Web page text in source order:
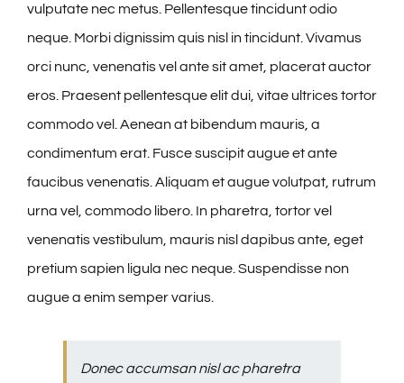
vulputate nec metus. Pellentesque tincidunt odio
neque. Morbi dignissim quis nisl in tincidunt. Vivamus
orci nunc, venenatis vel ante sit amet, placerat auctor
eros. Praesent pellentesque elit dui, vitae ultrices tortor
commodo vel. Aenean at bibendum mauris, a
condimentum erat. Fusce suscipit augue et ante
faucibus venenatis. Aliquam et augue volutpat, rutrum
urna vel, commodo libero. In pharetra, tortor vel
venenatis vestibulum, mauris nisl dapibus ante, eget
pretium sapien ligula nec neque. Suspendisse non
augue a enim semper varius.
Donec accumsan nisl ac pharetra